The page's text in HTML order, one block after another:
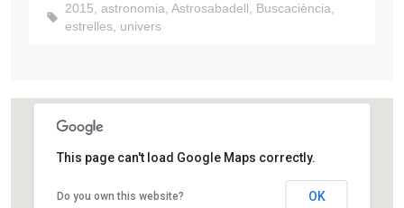
2015, astronomia, Astrosabadell, Buscaciència,
estrelles, univers
Agrupació Astronòmica de Sabadell
Prat de la Riba, s/n
This page can't load Google Maps correctly.
Do you own this website? OK